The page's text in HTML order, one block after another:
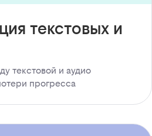
текстовых и
текстовой и аудио
прогресса